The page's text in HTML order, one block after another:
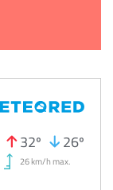
32º 26º
26 km/h max.